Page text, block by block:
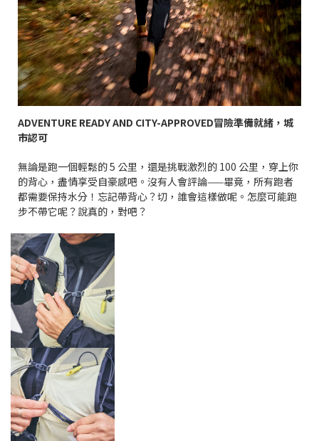
ADVENTURE READY AND CITY-APPROVED冒險準備就緒，城
市認可
無論是跑一個輕鬆的5 公里，還是挑戰激烈的 100 公里，穿上你
的背心，盡情享受自豪感吧。沒有人會評論——畢竟，所有跑者
都需要保持水分！忘記帶背心？切，誰會這樣做呢。怎麼可能跑
步不帶它呢？說真的，對吧？